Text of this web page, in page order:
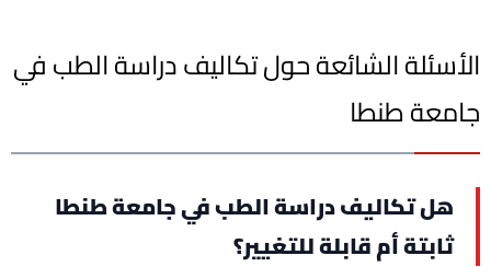
الأسئلة الشائعة حول تكاليف دراسة الطب في
جامعة طنطا
هل تكاليف دراسة الطب في جامعة طنطا
ثابتة أم قابلة للتغيير؟